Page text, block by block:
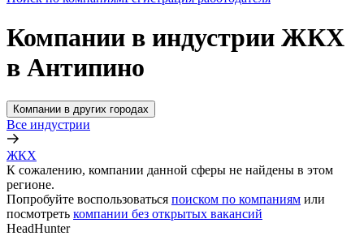
Компании в индустрии ЖКХ
в Антипино
Компании в других городах
Все индустрии
ЖКХ
К сожалению, компании данной сферы не найдены в этом
регионе.
Попробуйте воспользоваться поиском по компаниям или
посмотреть компании без открытых вакансий
HeadHunter